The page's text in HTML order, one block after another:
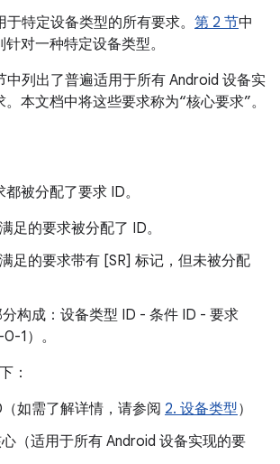
于特定设备类型的所有要求。 第 2 节中
对一种特定设备类型。
中列出了普遍适用于所有 Android 设备实
本文档中将这些要求称为“核心要求”。
被分配了要求 ID。
足的要求被分配了 ID。
足的要求带有 [SR] 标记，但未被分配
构成：设备类型 ID - 条件 ID - 要求
1）。
：
如需了解详情，请参阅 2. 设备类型）
（适用于所有 Android 设备实现的要